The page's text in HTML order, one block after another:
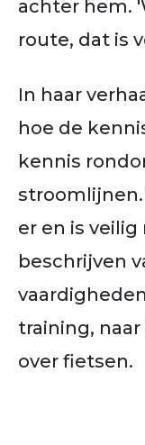
achter hem.
route, dat is
In haar
hoe de
kennis
stroomlijnen.
er en is veilig
beschrijven
training,
over fietsen.